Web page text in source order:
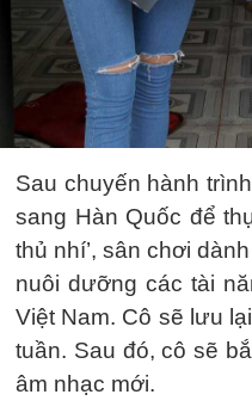
Sau chuyến hành
sang Hàn Quốc để
thủ nhí’, sân chơi
nuôi dưỡng các tài
Việt Nam. Cô sẽ lưu
tuần. Sau đó, cô sẽ
âm nhạc mới.